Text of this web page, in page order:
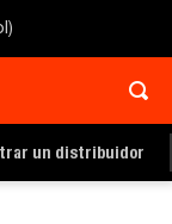
un distribuidor